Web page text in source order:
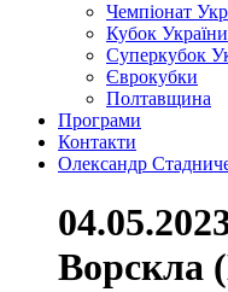
Чемпіонат
Кубок України
Суперкубок
Єврокубки
Полтавщина
Програми
Контакти
Олександр
Ворскла